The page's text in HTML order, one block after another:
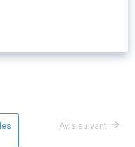
Avis suivant